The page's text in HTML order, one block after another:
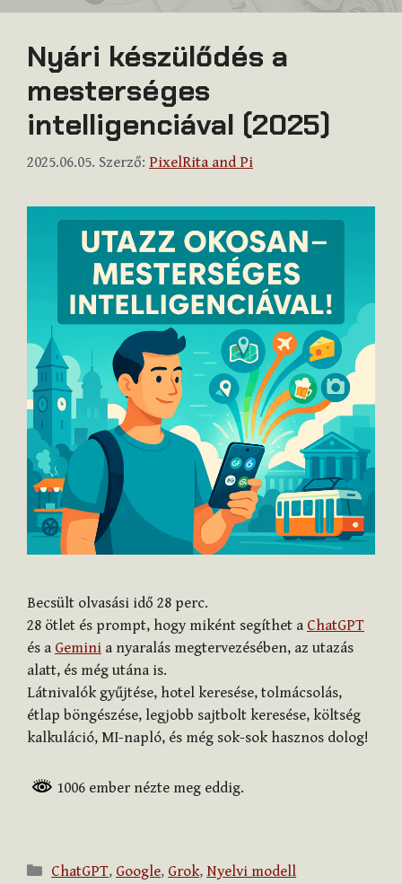
Nyári készülődés a
mesterséges
intelligenciával (2025)
2025.06.05. Szerző: PixelRita and Pi
Becsült olvasási idő 28 perc.
28 ötlet és prompt, hogy miként segíthet a ChatGPT
és a Gemini a nyaralás megtervezésében, az utazás
alatt, és még utána is.
Látnivalók gyűjtése, hotel keresése, tolmácsolás,
étlap böngészése, legjobb sajtbolt keresése, költség
kalkuláció, MI-napló, és még sok-sok hasznos dolog!
1006 ember nézte meg eddig.
Kategória
ChatGPT, Google, Grok, Nyelvi modell